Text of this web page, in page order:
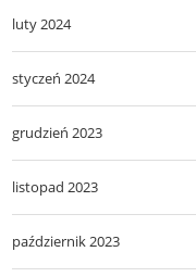
luty 2024
styczeń 2024
grudzień 2023
listopad 2023
październik 2023